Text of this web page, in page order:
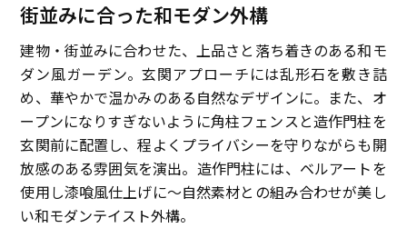
街並みに合った和モダン外構
建物・街並みに合わせた、上品さと落ち着きのある和モ
ダン風ガーデン。玄関アプローチには乱形石を敷き詰
め、華やかで温かみのある自然なデザインに。また、オ
ープンになりすぎないように角柱フェンスと造作門柱を
玄関前に配置し、程よくプライバシーを守りながらも開
放感のある雰囲気を演出。造作門柱には、ベルアートを
使用し漆喰風仕上げに～自然素材との組み合わせが美し
い和モダンテイスト外構。